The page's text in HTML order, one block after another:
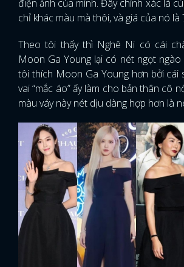
điện ảnh của mình. Đây chính xác là
chỉ khác màu mà thôi, và giá của nó là
Theo tôi thấy thì Nghê Ni có cái
Moon Ga Young lại có nét ngọt ngào
tôi thích Moon Ga Young hơn bởi cái
vai “mắc áo” ấy làm cho bản thân cô
màu váy này nét dịu dàng hợp hơn là